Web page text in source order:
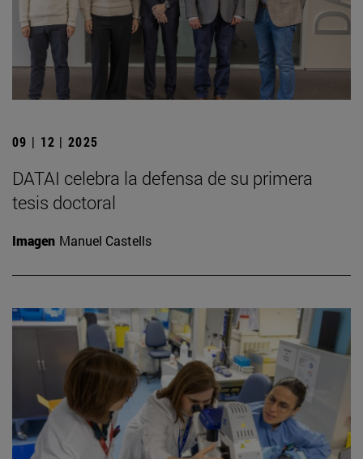
09 | 12 | 2025
DATAI celebra la defensa de su primera
tesis doctoral
Imagen Manuel Castells